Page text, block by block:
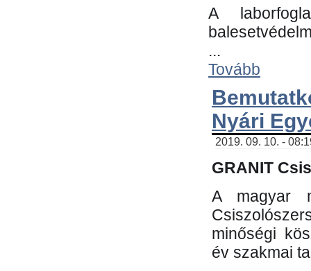
A
...
Tovább
Nyári
2019. 09. 10. -
GRANIT
A magyar
minőségi
év szakmai